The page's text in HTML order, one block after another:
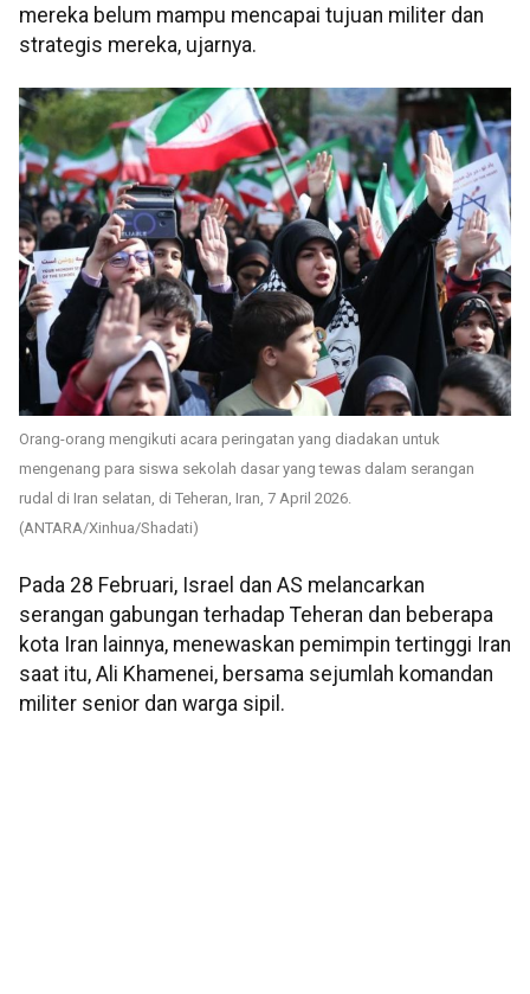
mereka belum mampu mencapai tujuan militer dan
strategis mereka, ujarnya.
Orang-orang mengikuti acara peringatan yang diadakan untuk
mengenang para siswa sekolah dasar yang tewas dalam serangan
rudal di Iran selatan, di Teheran, Iran, 7 April 2026.
(ANTARA/Xinhua/Shadati)
Pada 28 Februari, Israel dan AS melancarkan
serangan gabungan terhadap Teheran dan beberapa
kota Iran lainnya, menewaskan pemimpin tertinggi Iran
saat itu, Ali Khamenei, bersama sejumlah komandan
militer senior dan warga sipil.